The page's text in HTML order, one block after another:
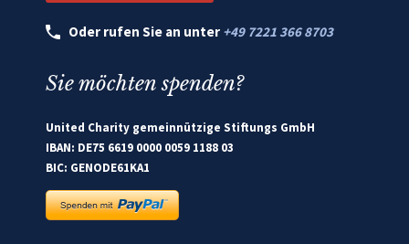
Oder rufen Sie an unter +49 7221 366 8703
Sie möchten spenden?
United Charity gemeinnützige Stiftungs GmbH
IBAN: DE75 6619 0000 0059 1188 03
BIC: GENODE61KA1